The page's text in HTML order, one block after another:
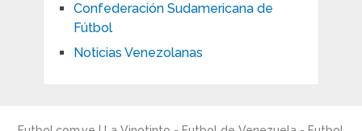
Confederación Sudamericana de
Fútbol
Noticias Venezolanas